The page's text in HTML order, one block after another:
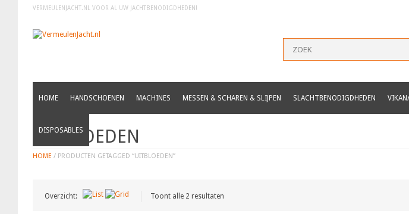
VERMEULENJACHT.NL VOOR AL UW JACHTBENODIGDHEDEN!
HOME HANDSCHOENEN MACHINES MESSEN & SCHAREN & SLIJPEN SLACHTBENODIGDHEDEN
DISPOSABLES
UITBLOEDEN
HOME / PRODUCTEN GETAGGED “UITBLOEDEN”
Overzicht: Toont alle 2 resultaten